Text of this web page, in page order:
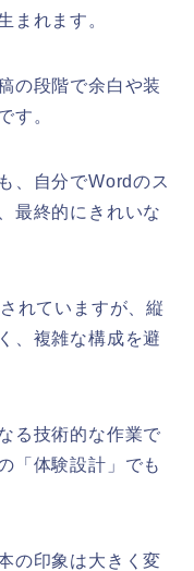
まれます。
の段階で余白や装
す。
、自分でWordのス
最終的にきれいな
れていますが、縦
、複雑な構成を避
る技術的な作業で
「体験設計」でも
の印象は大きく変